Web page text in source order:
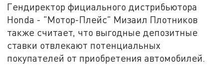
Гендиректор фициального дистрибьютора
Honda - "Мотор-Плейс" Мизаил Плотников
также считает, что выгодные депозитные
ставки отвлекают потенциальных
покупателей от приобретения автомобилей.